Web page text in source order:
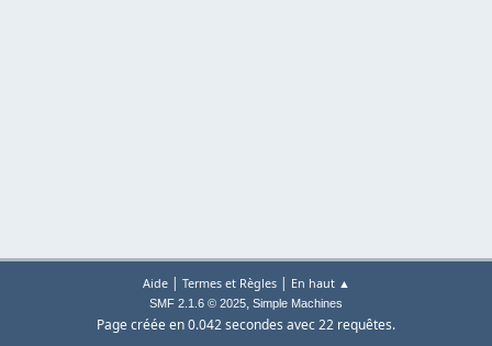
Aide| Termes et Règles| En haut ▲
SMF 2.1.6 © 2025, Simple Machines
Page créée en 0.042 secondes avec 22 requêtes.